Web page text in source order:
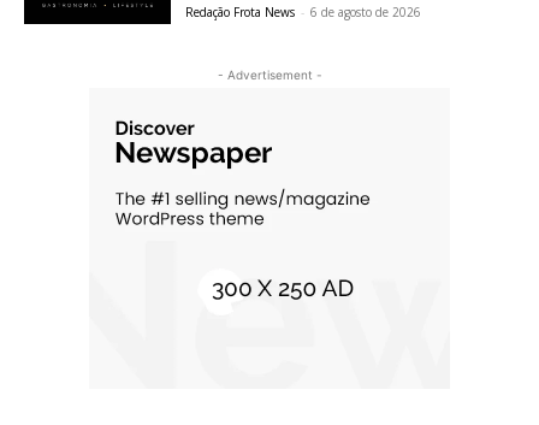
Redação Frota News - 6 de agosto de 2026
- Advertisement -